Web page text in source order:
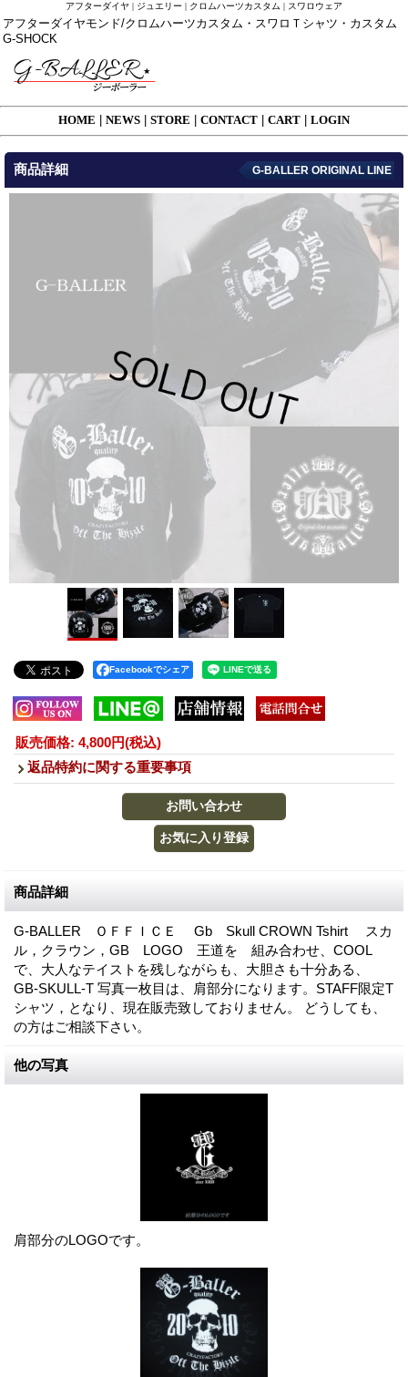
アフターダイヤ | ジュエリー | クロムハーツカスタム | スワロウェア
アフターダイヤモンド/クロムハーツカスタム・スワロＴシャツ・カスタム
G-SHOCK
HOME NEWS STORE CONTACT CART LOGIN
商品詳細 G-BALLER ORIGINAL LINE
Facebookでシェア
販売価格: 4,800円(税込)
返品特約に関する重要事項
商品詳細
G-BALLER ＯＦＦＩＣＥ Gb Skull CROWN Tshirt スカ
ル，クラウン，GB LOGO 王道を 組み合わせ、COOL
で、大人なテイストを残しながらも、大胆さも十分ある、
GB-SKULL-T 写真一枚目は、肩部分になります。STAFF限定T
シャツ，となり、現在販売致しておりません。 どうしても、
の方はご相談下さい。
他の写真
肩部分のLOGOです。